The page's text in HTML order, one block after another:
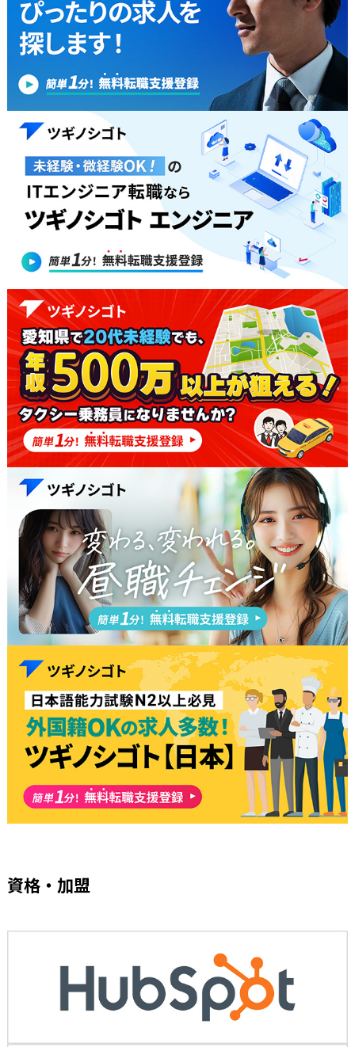
資格・加盟